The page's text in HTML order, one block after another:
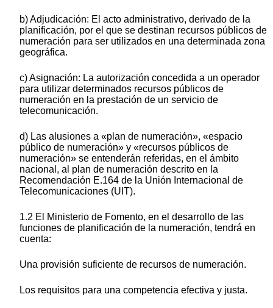
b) Adjudicación: El acto administrativo, derivado de la
planificación, por el que se destinan recursos públicos de
numeración para ser utilizados en una determinada zona
geográfica.
c) Asignación: La autorización concedida a un operador
para utilizar determinados recursos públicos de
numeración en la prestación de un servicio de
telecomunicación.
d) Las alusiones a «plan de numeración», «espacio
público de numeración» y «recursos públicos de
numeración» se entenderán referidas, en el ámbito
nacional, al plan de numeración descrito en la
Recomendación E.164 de la Unión Internacional de
Telecomunicaciones (UIT).
1.2 El Ministerio de Fomento, en el desarrollo de las
funciones de planificación de la numeración, tendrá en
cuenta:
Una provisión suficiente de recursos de numeración.
Los requisitos para una competencia efectiva y justa.